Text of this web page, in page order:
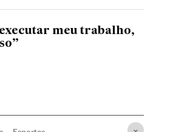
meu trabalho,